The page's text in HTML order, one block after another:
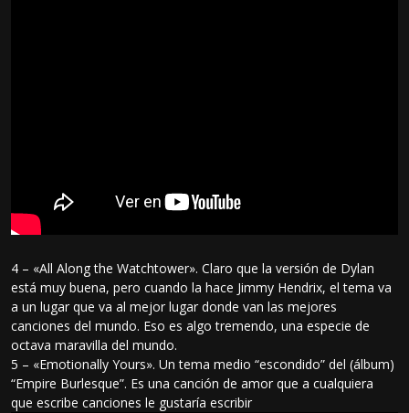
4 – «All Along the Watchtower». Claro que la versión de Dylan
está muy buena, pero cuando la hace Jimmy Hendrix, el tema va
a un lugar que va al mejor lugar donde van las mejores
canciones del mundo. Eso es algo tremendo, una especie de
octava maravilla del mundo.
5 – «Emotionally Yours». Un tema medio “escondido” del (álbum)
“Empire Burlesque”. Es una canción de amor que a cualquiera
que escribe canciones le gustaría escribir